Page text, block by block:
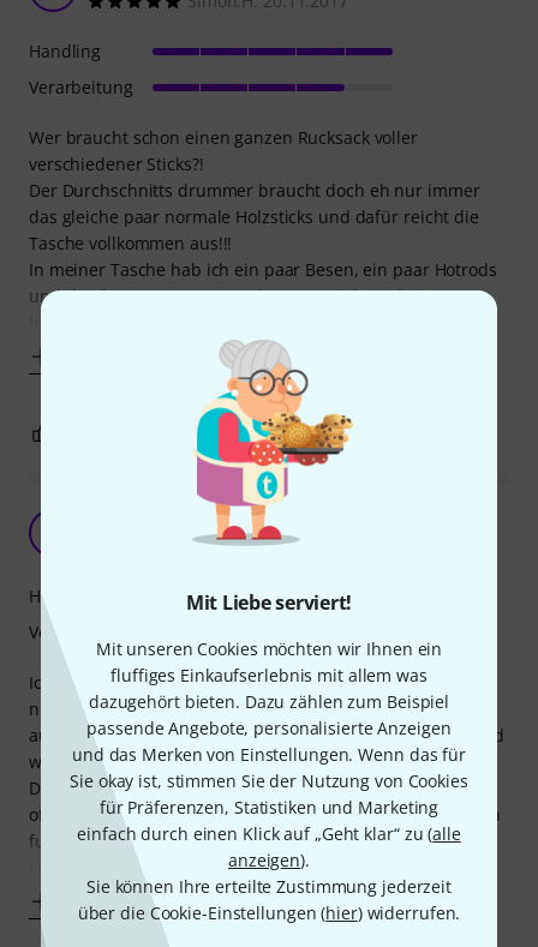
Mit Liebe serviert!
Mit unseren Cookies möchten wir Ihnen ein
fluffiges Einkaufserlebnis mit allem was
dazugehört bieten. Dazu zählen zum Beispiel
passende Angebote, personalisierte Anzeigen
und das Merken von Einstellungen. Wenn das für
Sie okay ist, stimmen Sie der Nutzung von Cookies
für Präferenzen, Statistiken und Marketing
einfach durch einen Klick auf „Geht klar“ zu (alle
anzeigen).
Sie können Ihre erteilte Zustimmung jederzeit
über die Cookie-Einstellungen (hier) widerrufen.
Wer braucht schon einen ganzen Rucksack voller
verschiedener Sticks?!
Der Durchschnitts drummer braucht doch eh nur immer
das gleiche paar normale Holzsticks und dafür reicht die
Tasche vollkommen aus!!!
In meiner Tasche hab ich ein paar Besen, ein paar Hotrods
und drei bis vier Paar 5A Sticks. Zusätzlich noch ein paar
Handling
Verarbeitung
BEWERTUNG MELDEN
Verarbeitung Verbesserungswürdig
Alex_Kn 22.04.2022
Ich benutze die Tasche seit ca. 1 Jahr regelmäßig - also
nicht nur an der Tom hängend und da bleibt sie - sondern
aus dem regal - am Floor Tom aufhängen - Sticks raus - und
wieder zurück (so 2-3 mal pro Woche)
Die Floor Tom Aufhängung war bereits nach kürzester Zeit
offen bzw. hing die Tasche an einem Faden - hat aber noch
funktioniert drum naja egal
Mehr anzeigen
Handling
Verarbeitung